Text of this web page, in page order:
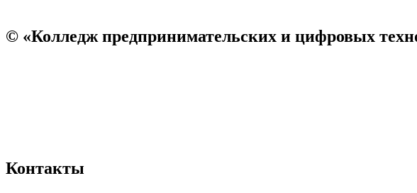
© «Колледж предпринимательских и цифровых
Контакты